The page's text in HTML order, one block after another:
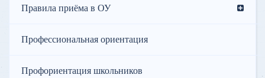
Правила приёма в ОУ
Профессиональная ориентация
Профориентация школьников